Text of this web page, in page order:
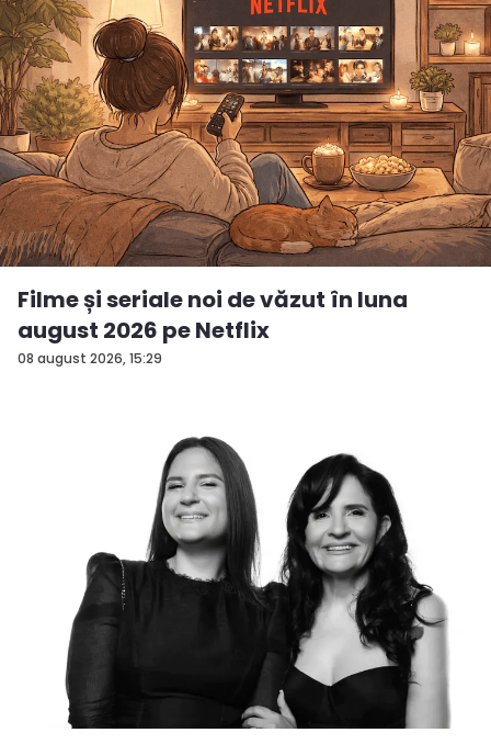
08 august 2026, 15:29
Filme și seriale noi de văzut în luna
august 2026 pe Netflix